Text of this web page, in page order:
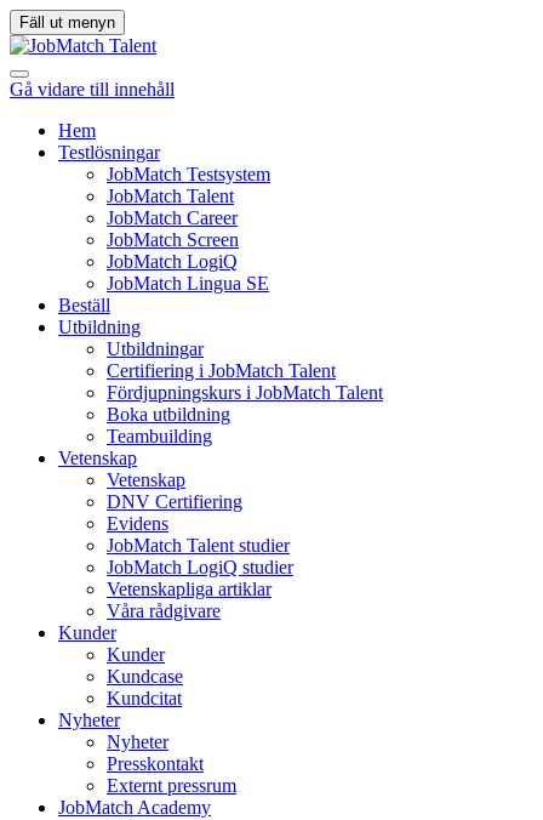
Fäll ut menyn
Gå vidare till innehåll
Hem
Testlösningar
JobMatch Testsystem
JobMatch Talent
JobMatch Career
JobMatch Screen
JobMatch LogiQ
JobMatch Lingua SE
Beställ
Utbildning
Utbildningar
Certifiering i JobMatch Talent
Fördjupningskurs i JobMatch Talent
Boka utbildning
Teambuilding
Vetenskap
Vetenskap
DNV Certifiering
Evidens
JobMatch Talent studier
JobMatch LogiQ studier
Vetenskapliga artiklar
Våra rådgivare
Kunder
Kunder
Kundcase
Kundcitat
Nyheter
Nyheter
Presskontakt
Externt pressrum
JobMatch Academy